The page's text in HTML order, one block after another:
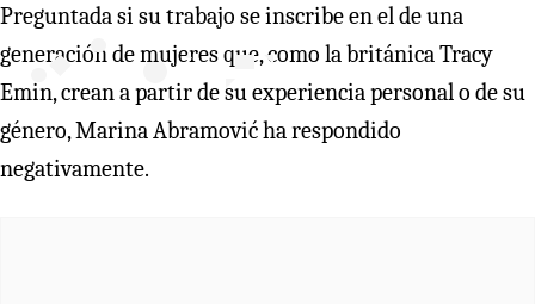
Preguntada si su trabajo se inscribe en el de una
generación de mujeres que, como la británica Tracy
Emin, crean a partir de su experiencia personal o de su
género, Marina Abramović ha respondido
negativamente.